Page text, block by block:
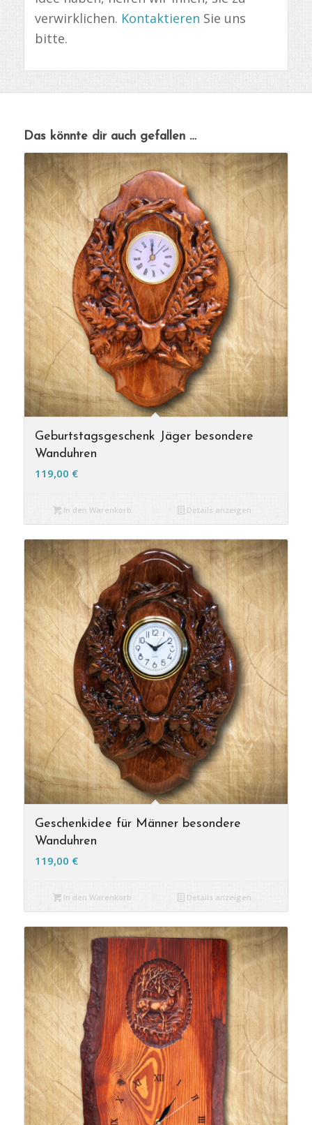
verwirklichen. Kontaktieren Sie uns
bitte.
Das könnte dir auch gefallen …
Geburtstagsgeschenk Jäger besondere
Wanduhren
119,00 €
In den Warenkorb Details anzeigen
Geschenkidee für Männer besondere
Wanduhren
119,00 €
In den Warenkorb Details anzeigen